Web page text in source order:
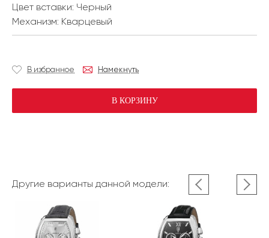
Цвет вставки: Черный
Механизм: Кварцевый
В избранное Намекнуть
В КОРЗИНУ
Другие варианты данной модели: